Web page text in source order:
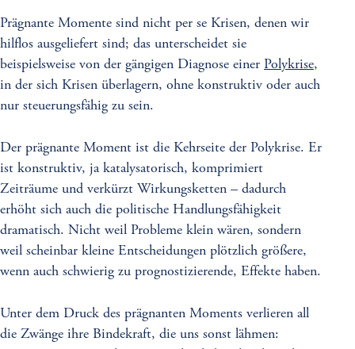
Prägnante Momente sind nicht per se Krisen, denen wir
hilflos ausgeliefert sind; das unterscheidet sie
beispielsweise von der gängigen Diagnose einer Polykrise,
in der sich Krisen überlagern, ohne konstruktiv oder auch
nur steuerungsfähig zu sein.
Der prägnante Moment ist die Kehrseite der Polykrise. Er
ist konstruktiv, ja katalysatorisch, komprimiert
Zeiträume und verkürzt Wirkungsketten – dadurch
erhöht sich auch die politische Handlungsfähigkeit
dramatisch. Nicht weil Probleme klein wären, sondern
weil scheinbar kleine Entscheidungen plötzlich größere,
wenn auch schwierig zu prognostizierende, Effekte haben.
Unter dem Druck des prägnanten Moments verlieren all
die Zwänge ihre Bindekraft, die uns sonst lähmen: